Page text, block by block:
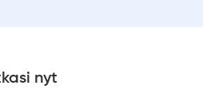
on mukavasti aikaa.
nyt